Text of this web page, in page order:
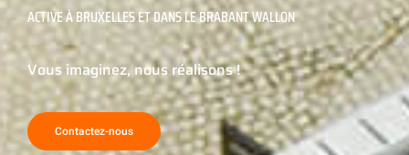
ACTIVE À BRUXELLES ET DANS LE BRABANT WALLON
Vous imaginez, nous réalisons !
Contactez-nous